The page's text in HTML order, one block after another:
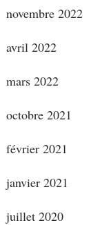
novembre 2022
avril 2022
mars 2022
octobre 2021
février 2021
janvier 2021
juillet 2020